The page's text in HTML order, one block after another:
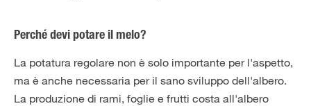
Perché devi potare il melo?
La potatura regolare non è solo importante per l'aspetto,
ma è anche necessaria per il sano sviluppo dell'albero.
La produzione di rami, foglie e frutti costa all'albero